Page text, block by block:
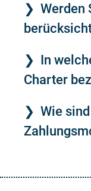
Werden
In
Charter
Wie